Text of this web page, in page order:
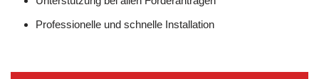
Professionelle und schnelle Installation